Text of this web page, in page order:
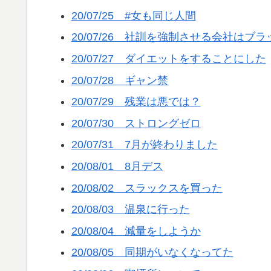
20/07/25 #女も同じ人間
20/07/26 社訓を強制させる会社はブラ
20/07/27 ダイエットをすることにした
20/07/28 ギャン禁
20/07/29 残業は悪では？
20/07/30 ストロングゼロ
20/07/31 7月が終わりました
20/08/01 8月デス
20/08/02 スラックスを買った
20/08/03 温泉に行った
20/08/04 減量をしようか
20/08/05 同期がいなくなってた